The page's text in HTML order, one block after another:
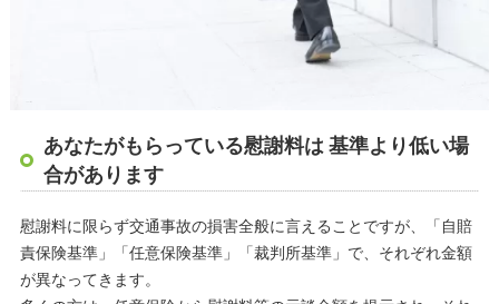
あなたがもらっている慰謝料は 基準より低い場
合があります
慰謝料に限らず交通事故の損害全般に言えることですが、「自賠
責保険基準」「任意保険基準」「裁判所基準」で、それぞれ金額
が異なってきます。